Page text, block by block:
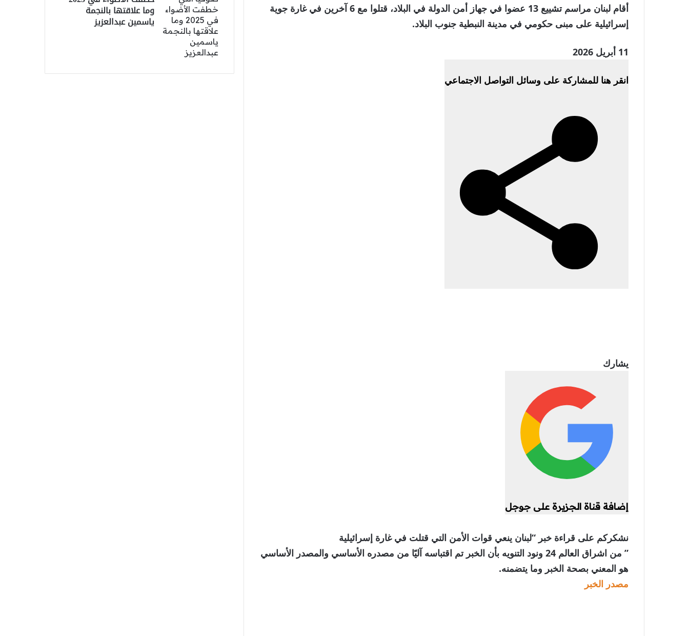
أقام لبنان مراسم تشييع 13 عضوا في جهاز أمن الدولة في البلاد، قتلوا مع 6 آخرين في غارة جوية
إسرائيلية على مبنى حكومي في مدينة النبطية جنوب البلاد.
تم
بتاريخ
11 أبريل 2026
انقر هنا للمشاركة على وسائل التواصل الاجتماعي
يشارك
إضافة قناة الجزيرة على جوجل
نشكركم على قراءة خبر “لبنان ينعي قوات الأمن التي قتلت في غارة إسرائيلية
” من اشراق العالم 24 ونود التنويه بأن الخبر تم اقتباسه آليًا من مصدره الأساسي والمصدر الأساسي
هو المعني بصحة الخبر وما يتضمنه.
مصدر الخبر
وما علاقتها بالنجمة
ياسمين عبدالعزيز